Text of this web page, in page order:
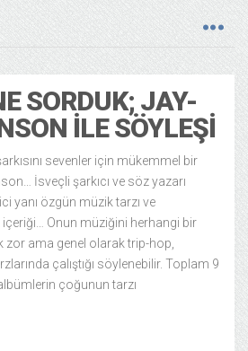
SORDUK; JAY-
ILE SÖYLEŞI
sevenler için mükemmel bir
İsveçli şarkıcı ve söz yazarı
yanı özgün müzik tarzı ve
içeriği… Onun müziğini herhangi bir
ama genel olarak trip-hop,
çalıştığı söylenebilir. Toplam 9
çoğunun tarzı